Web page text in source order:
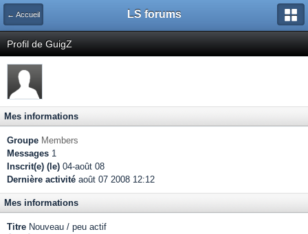
← Accueil LS forums
Profil de GuigZ
Mes informations
Groupe Members
Messages 1
Inscrit(e) (le) 04-août 08
Dernière activité août 07 2008 12:12
Mes informations
Titre Nouveau / peu actif